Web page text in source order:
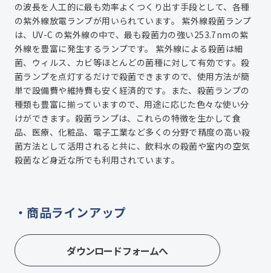
の波長を人工的に最も効率よくつくり出す手段として、各種
の紫外線放電ランプが用いられています。 紫外線殺菌ランプ
は、UV-C の紫外線の中で、最も殺菌力の強い253.7nmの紫
外線を豊富に発生するランプです。 紫外線による殺菌は細
菌、ウィルス、カビ等ほとんどの菌種に対して有効です。殺
菌ランプを点灯するだけで殺菌できますので、使用方法が簡
単で設備費や維持費も安く経済的です。また、殺菌ランプの
種類も豊富に揃っていますので、用途に応じた色々な使い分
けができます。殺菌ランプは、これらの特徴を生かして食
品、医療、化粧品、電子工業など多くの分野で精度の高い殺
菌方法として活用されると共に、飲料水の殺菌や室内の空気
殺菌など身近な所でも利用されています。
商品ラインアップ